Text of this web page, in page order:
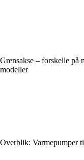
Grensakse – forskelle på
modeller
Overblik: Varmepumper